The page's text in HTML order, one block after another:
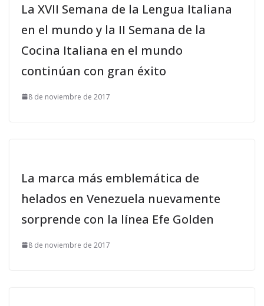
La XVII Semana de la Lengua Italiana
en el mundo y la II Semana de la
Cocina Italiana en el mundo
continúan con gran éxito
8 de noviembre de 2017
La marca más emblemática de
helados en Venezuela nuevamente
sorprende con la línea Efe Golden
8 de noviembre de 2017